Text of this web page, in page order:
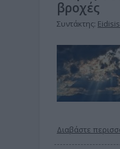
βροχές
Συντάκτης:
Διαβάστε